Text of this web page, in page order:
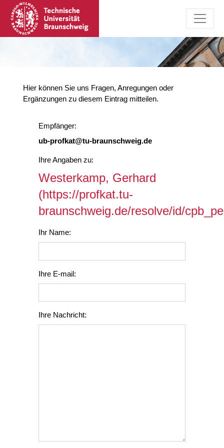
Hier können Sie uns Fragen, Anregungen oder
Ergänzungen zu diesem Eintrag mitteilen.
Empfänger:
ub-profkat@tu-braunschweig.de
Ihre Angaben zu:
Westerkamp, Gerhard
(https://profkat.tu-
braunschweig.de/resolve/id/
Ihr Name:
Ihre E-mail:
Ihre Nachricht: